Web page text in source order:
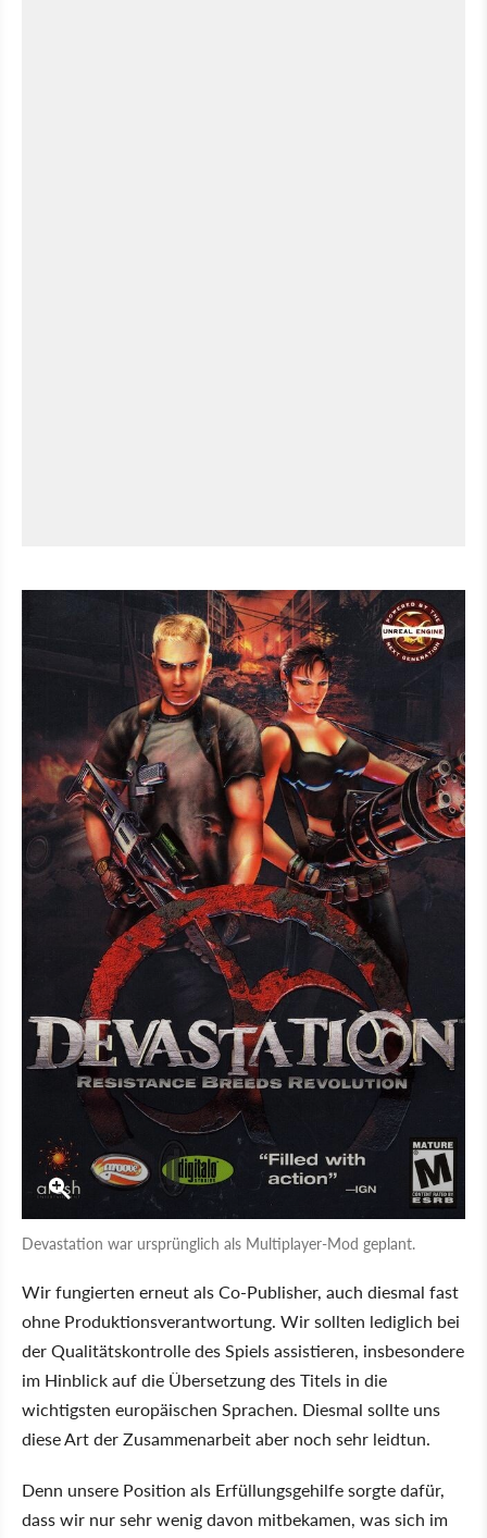
Devastation war ursprünglich als Multiplayer-Mod geplant.
Wir fungierten erneut als Co-Publisher, auch diesmal fast
ohne Produktionsverantwortung. Wir sollten lediglich bei
der Qualitätskontrolle des Spiels assistieren, insbesondere
im Hinblick auf die Übersetzung des Titels in die
wichtigsten europäischen Sprachen. Diesmal sollte uns
diese Art der Zusammenarbeit aber noch sehr leidtun.
Denn unsere Position als Erfüllungsgehilfe sorgte dafür,
dass wir nur sehr wenig davon mitbekamen, was sich im